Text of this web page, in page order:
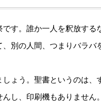
す。誰か一人を釈放する
別の人間、つまりバラバ
ょう。聖書というのは、
し、印刷機もありません